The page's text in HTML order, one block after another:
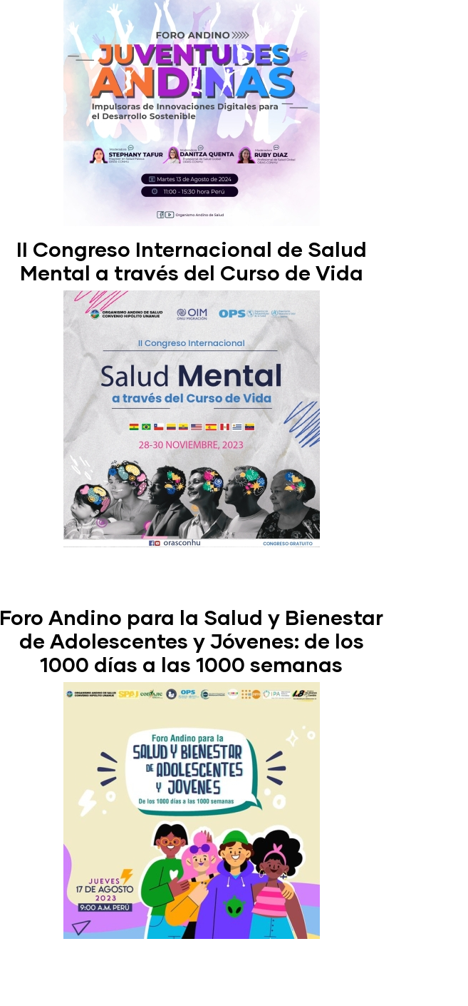
II Congreso Internacional de Salud
Mental a través del Curso de Vida
Foro Andino para la Salud y Bienestar
de Adolescentes y Jóvenes: de los
1000 días a las 1000 semanas